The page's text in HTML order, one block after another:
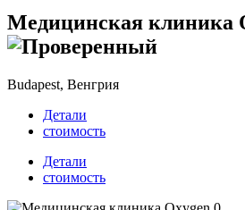
Медицинская клиника
Budapest, Венгрия
Детали
стоимость
Детали
стоимость